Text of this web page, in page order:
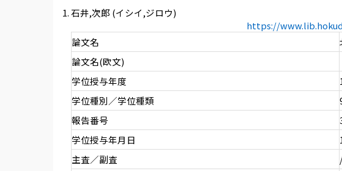
石井,次郎 (イシイ,ジロウ)
https://
論文名
論文名(欧文)
学位授与年度
学位種別／学位種類
報告番号
学位授与年月日
主査／副査